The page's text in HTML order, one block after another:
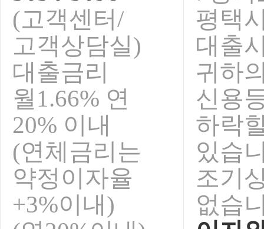
(고객센터/
고객상담실)
대출금리
월1.66% 연
20% 이내
(연체금리는
약정이자율
+3%이내)
평택
대출
귀하
신용
하락
있습
조기
없습